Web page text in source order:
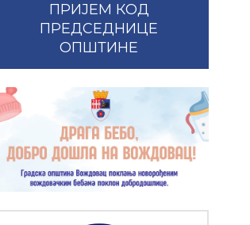
ПРИЈЕМ КОД
ПРЕДСЕДНИЦЕ
ОПШТИНЕ